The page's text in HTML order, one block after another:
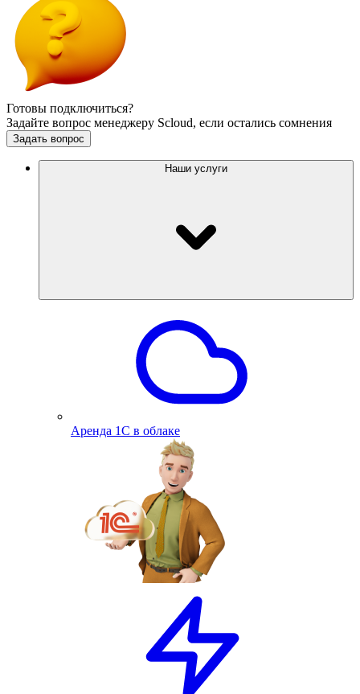
Готовы подключиться?
Задайте вопрос менеджеру Scloud, если остались сомнения
Задать вопрос
Наши услуги
Аренда 1С в облаке